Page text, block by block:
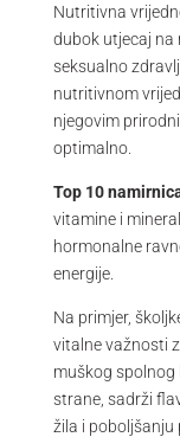
Nutritivna
dubok utjecaj na
seksualno
nutritivnom
njegovim
optimalno.
Top 10
vitamine i
hormonalne
energije.
Na primjer,
vitalne važnosti
muškog spolnog
strane, sadrži
žila i poboljšanju